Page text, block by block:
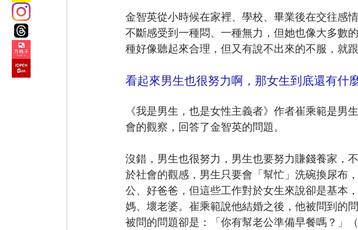
金智英從小時候在家裡、學校、畢業後在交往感
不斷感受到一種悶、一種無力，但她也像大多數
種好像聽起來合理，但又有說不出來的不服，就
看起來男生也很努力啊，那女生到底還有什
《我是男生，也是女性主義者》作者崔乘範是男
會的觀察，回答了金智英的問題。
沒錯，男生也很努力，男生也要努力賺錢養家，
於社會的觀感，男生只要會「幫忙」洗碗換尿布
公、好爸爸，但這些工作對於女生來說卻是基本
媽、壞老婆。崔乘範說他結婚之後，他被問到的
被問的問題卻是：「你有幫老公準備早餐嗎？」